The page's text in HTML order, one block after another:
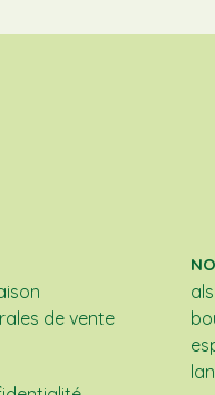
de vente